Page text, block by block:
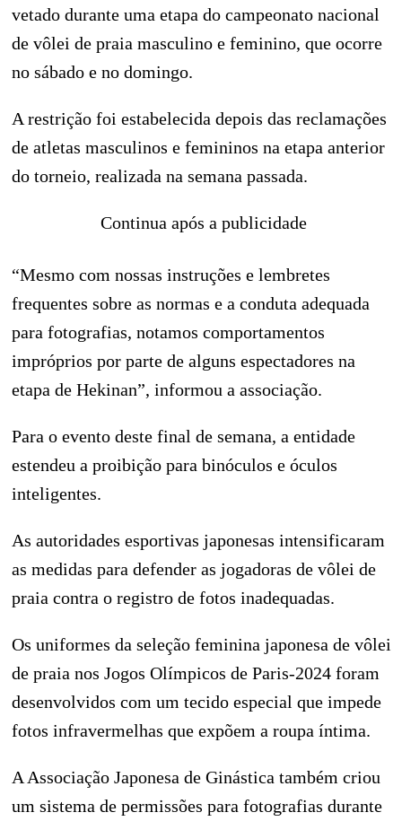
vetado durante uma etapa do campeonato nacional
de vôlei de praia masculino e feminino, que ocorre
no sábado e no domingo.
A restrição foi estabelecida depois das reclamações
de atletas masculinos e femininos na etapa anterior
do torneio, realizada na semana passada.
Continua após a publicidade
“Mesmo com nossas instruções e lembretes
frequentes sobre as normas e a conduta adequada
para fotografias, notamos comportamentos
impróprios por parte de alguns espectadores na
etapa de Hekinan”, informou a associação.
Para o evento deste final de semana, a entidade
estendeu a proibição para binóculos e óculos
inteligentes.
As autoridades esportivas japonesas intensificaram
as medidas para defender as jogadoras de vôlei de
praia contra o registro de fotos inadequadas.
Os uniformes da seleção feminina japonesa de vôlei
de praia nos Jogos Olímpicos de Paris-2024 foram
desenvolvidos com um tecido especial que impede
fotos infravermelhas que expõem a roupa íntima.
A Associação Japonesa de Ginástica também criou
um sistema de permissões para fotografias durante